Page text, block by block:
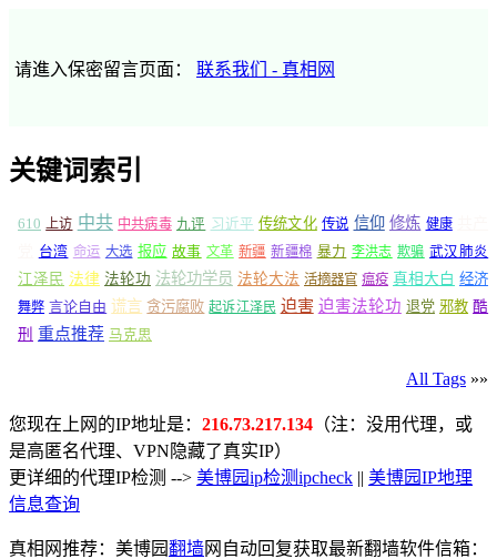
请進入保密留言页面： 联系我们 - 真相网
关键词索引
610 上访 中共 中共病毒 九评 习近平 传统文化 传说 信仰 修炼 健康
台湾 命运 大选 报应 故事 文革 新疆 新疆棉 暴力 李洪志 欺骗 武汉肺炎
江泽民 法律 法轮功 法轮功学员 法轮大法 活摘器官 瘟疫 真相大白 经济
舞弊 言论自由 谎言 贪污腐败 起诉江泽民 迫害 迫害法轮功 退党 邪教 酷
刑 重点推荐 马克思
All Tags »»
您现在上网的IP地址是： 216.73.217.134 （注：没用代理，或
是高匿名代理、VPN隐藏了真实IP）
更详细的代理IP检测 --> 美博园ip检测ipcheck || 美博园IP地理
信息查询
真相网推荐：美博园翻墙网自动回复获取最新翻墙软件信箱：